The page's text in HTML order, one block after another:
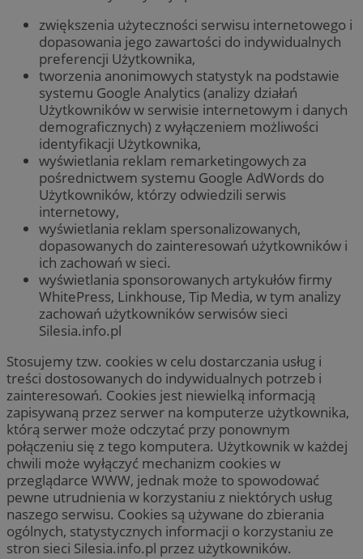
zwiększenia użyteczności serwisu internetowego i
dopasowania jego zawartości do indywidualnych
preferencji Użytkownika,
tworzenia anonimowych statystyk na podstawie
systemu Google Analytics (analizy działań
Użytkowników w serwisie internetowym i danych
demograficznych) z wyłączeniem możliwości
identyfikacji Użytkownika,
wyświetlania reklam remarketingowych za
pośrednictwem systemu Google AdWords do
Użytkowników, którzy odwiedzili serwis
internetowy,
wyświetlania reklam spersonalizowanych,
dopasowanych do zainteresowań użytkowników i
ich zachowań w sieci.
wyświetlania sponsorowanych artykułów firmy
WhitePress, Linkhouse, Tip Media, w tym analizy
zachowań użytkowników serwisów sieci
Silesia.info.pl
Stosujemy tzw. cookies w celu dostarczania usług i
treści dostosowanych do indywidualnych potrzeb i
zainteresowań. Cookies jest niewielką informacją
zapisywaną przez serwer na komputerze użytkownika,
którą serwer może odczytać przy ponownym
połączeniu się z tego komputera. Użytkownik w każdej
chwili może wyłączyć mechanizm cookies w
przeglądarce WWW, jednak może to spowodować
pewne utrudnienia w korzystaniu z niektórych usług
naszego serwisu. Cookies są używane do zbierania
ogólnych, statystycznych informacji o korzystaniu ze
stron sieci Silesia.info.pl przez użytkowników.